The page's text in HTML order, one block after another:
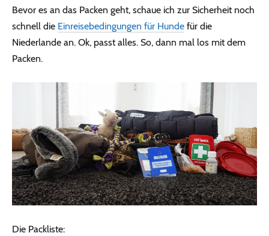
Bevor es an das Packen geht, schaue ich zur Sicherheit noch
schnell die Einreisebedingungen für Hunde für die
Niederlande an. Ok, passt alles. So, dann mal los mit dem
Packen.
Die Packliste: